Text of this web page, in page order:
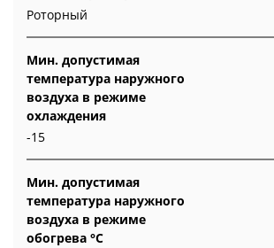
Роторный
Мин. допустимая
температура наружного
воздуха в режиме
охлаждения
-15
Мин. допустимая
температура наружного
воздуха в режиме
обогрева °С